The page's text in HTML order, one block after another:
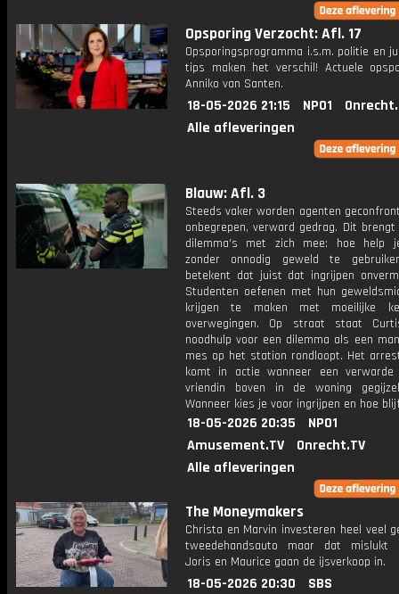
Opsporing Verzocht: Afl. 17
Opsporingsprogramma i.s.m. politie en
tips maken het verschil! Actuele
Anniko van Santen.
18-05-2026 21:15 NPO1
Alle afleveringen
Blauw: Afl. 3
Steeds vaker worden agenten
onbegrepen, verward gedrag. Dit brengt
dilemma's met zich mee: hoe help
zonder onnodig geweld te
betekent dat juist dat ingrijpen
Studenten oefenen met hun
krijgen te maken met moeilijke
overwegingen. Op straat staat
noodhulp voor een dilemma als een
mes op het station rondloopt. Het
komt in actie wanneer een
vriendin boven in de woning
Wanneer kies je voor ingrijpen en hoe
18-05-2026 20:35
NPO1
Amusement.TV
Onrecht.TV
Alle afleveringen
The Moneymakers
Christa en Marvin investeren heel veel
tweedehandsauto maar dat mislukt
Joris en Maurice gaan de ijsverkoop in.
18-05-2026 20:30
SBS